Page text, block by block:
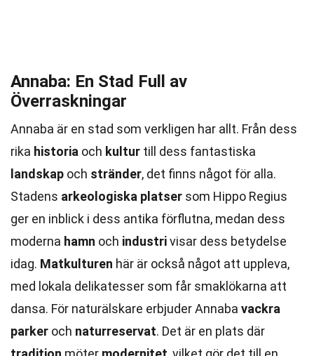
Annaba: En Stad Full av
Överraskningar
Annaba är en stad som verkligen har allt. Från dess
rika historia och kultur till dess fantastiska
landskap och stränder, det finns något för alla.
Stadens arkeologiska platser som Hippo Regius
ger en inblick i dess antika förflutna, medan dess
moderna hamn och industrivisar dess betydelse
idag. Matkulturen här är också något att uppleva,
med lokala delikatesser som får smaklökarna att
dansa. För naturälskare erbjuder Annaba vackra
parker och naturreservat. Det är en plats där